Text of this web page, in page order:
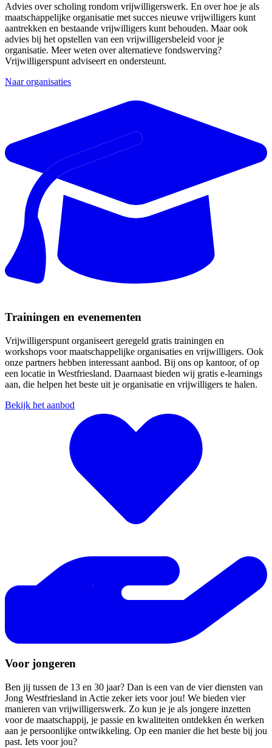
Advies over scholing rondom vrijwilligerswerk. En over hoe je als
maatschappelijke organisatie met succes nieuwe vrijwilligers kunt
aantrekken en bestaande vrijwilligers kunt behouden. Maar ook
advies bij het opstellen van een vrijwilligersbeleid voor je
organisatie. Meer weten over alternatieve fondswerving?
Vrijwilligerspunt adviseert en ondersteunt.
Naar organisaties
Trainingen en evenementen
Vrijwilligerspunt organiseert geregeld gratis trainingen en
workshops voor maatschappelijke organisaties en vrijwilligers. Ook
onze partners hebben interessant aanbod. Bij ons op kantoor, of op
een locatie in Westfriesland. Daarnaast bieden wij gratis e-learnings
aan, die helpen het beste uit je organisatie en vrijwilligers te halen.
Bekijk het aanbod
Voor jongeren
Ben jij tussen de 13 en 30 jaar? Dan is een van de vier diensten van
Jong Westfriesland in Actie zeker iets voor jou! We bieden vier
manieren van vrijwilligerswerk. Zo kun je je als jongere inzetten
voor de maatschappij, je passie en kwaliteiten ontdekken én werken
aan je persoonlijke ontwikkeling. Op een manier die het beste bij jou
past. Iets voor jou?